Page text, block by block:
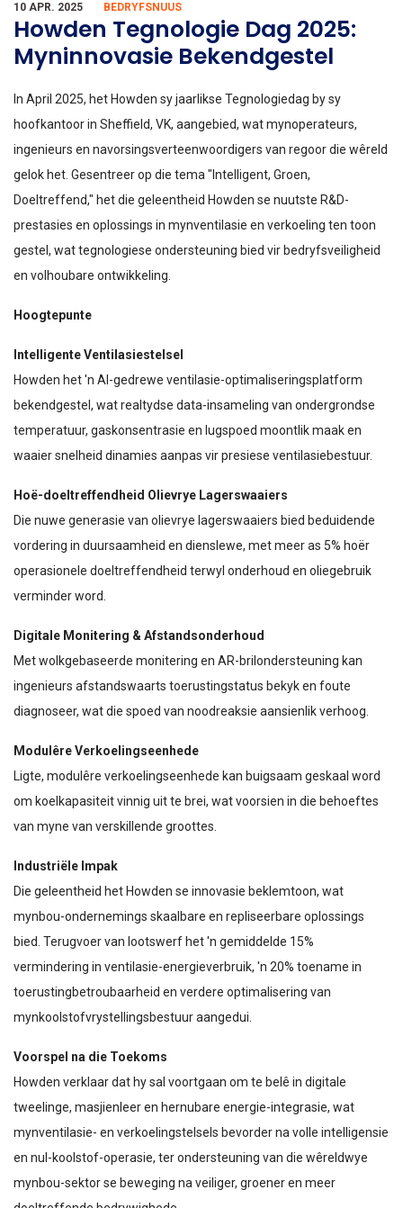
10 APR. 2025 BEDRYFSNUUS
Howden Tegnologie Dag 2025:
Myninnovasie Bekendgestel
In April 2025, het Howden sy jaarlikse Tegnologiedag by sy
hoofkantoor in Sheffield, VK, aangebied, wat mynoperateurs,
ingenieurs en navorsingsverteenwoordigers van regoor die wêreld
gelok het. Gesentreer op die tema "Intelligent, Groen,
Doeltreffend," het die geleentheid Howden se nuutste R&D-
prestasies en oplossings in mynventilasie en verkoeling ten toon
gestel, wat tegnologiese ondersteuning bied vir bedryfsveiligheid
en volhoubare ontwikkeling.
Hoogtepunte
Intelligente Ventilasiestelsel
Howden het 'n AI-gedrewe ventilasie-optimaliseringsplatform
bekendgestel, wat realtydse data-insameling van ondergrondse
temperatuur, gaskonsentrasie en lugspoed moontlik maak en
waaier snelheid dinamies aanpas vir presiese ventilasiebestuur.
Hoë-doeltreffendheid Olievrye Lagerswaaiers
Die nuwe generasie van olievrye lagerswaaiers bied beduidende
vordering in duursaamheid en dienslewe, met meer as 5% hoër
operasionele doeltreffendheid terwyl onderhoud en oliegebruik
verminder word.
Digitale Monitering & Afstandsonderhoud
Met wolkgebaseerde monitering en AR-brilondersteuning kan
ingenieurs afstandswaarts toerustingstatus bekyk en foute
diagnoseer, wat die spoed van noodreaksie aansienlik verhoog.
Modulêre Verkoelingseenhede
Ligte, modulêre verkoelingseenhede kan buigsaam geskaal word
om koelkapasiteit vinnig uit te brei, wat voorsien in die behoeftes
van myne van verskillende groottes.
Industriële Impak
Die geleentheid het Howden se innovasie beklemtoon, wat
mynbou-ondernemings skaalbare en repliseerbare oplossings
bied. Terugvoer van lootswerf het 'n gemiddelde 15%
vermindering in ventilasie-energieverbruik, 'n 20% toename in
toerustingbetroubaarheid en verdere optimalisering van
mynkoolstofvrystellingsbestuur aangedui.
Voorspel na die Toekoms
Howden verklaar dat hy sal voortgaan om te belê in digitale
tweelinge, masjienleer en hernubare energie-integrasie, wat
mynventilasie- en verkoelingstelsels bevorder na volle intelligensie
en nul-koolstof-operasie, ter ondersteuning van die wêreldwye
mynbou-sektor se beweging na veiliger, groener en meer